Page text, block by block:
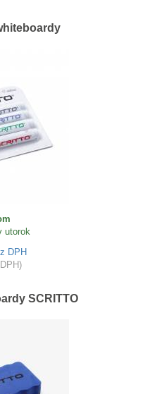
utorok
DPH
SCRITTO